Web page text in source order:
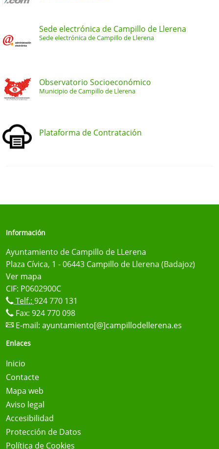
Sede electrónica de Campillo de Llerena
Sede electrónica de Campillo de Llerena
Observatorio Socioeconómico
Municipio de Campillo de Llerena
Plataforma de Contratación
Información
Ayuntamiento de Campillo de LLerena
Plaza Cívica, 1 - 06443 Campillo de Llerena (Badajoz)
Ver mapa
CIF: P0602900C
Telf.: 924 770 131
Fax: 924 770 098
E-mail: ayuntamiento[@]campillodellerena.es
Enlaces
Inicio
Contacte
Mapa web
Aviso legal
Accesibilidad
Protección de Datos
Política de Cookies